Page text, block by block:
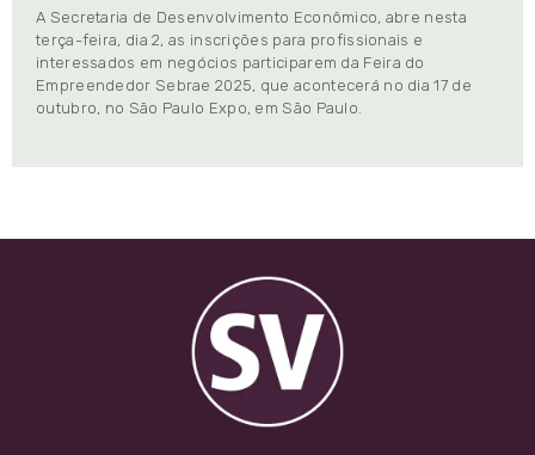
A Secretaria de Desenvolvimento Econômico, abre nesta
terça-feira, dia 2, as inscrições para profissionais e
interessados em negócios participarem da Feira do
Empreendedor Sebrae 2025, que acontecerá no dia 17 de
outubro, no São Paulo Expo, em São Paulo.